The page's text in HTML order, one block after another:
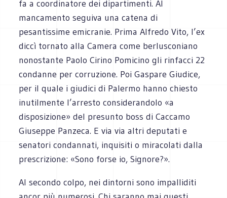
fa a coordinatore dei dipartimenti. Al
mancamento seguiva una catena di
pesantissime emicranie. Prima Alfredo Vito, l’ex
diccì tornato alla Camera come berlusconiano
nonostante Paolo Cirino Pomicino gli rinfacci 22
condanne per corruzione. Poi Gaspare Giudice,
per il quale i giudici di Palermo hanno chiesto
inutilmente l’arresto considerandolo «a
disposizione» del presunto boss di Caccamo
Giuseppe Panzeca. E via via altri deputati e
senatori condannati, inquisiti o miracolati dalla
prescrizione: «Sono forse io, Signore?».
Al secondo colpo, nei dintorni sono impalliditi